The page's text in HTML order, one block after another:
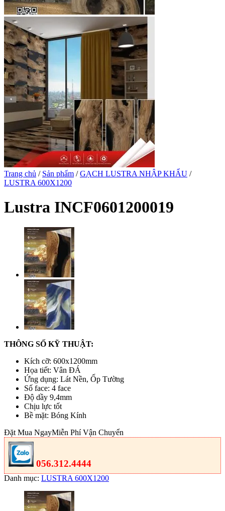
Trang chủ / Sản phẩm / GẠCH LUSTRA NHẬP KHẨU /
LUSTRA 600X1200
Lustra INCF0601200019
THÔNG SỐ KỸ THUẬT:
Kích cỡ: 600x1200mm
Họa tiết: Vân ĐÁ
Ứng dụng: Lát Nền, Ốp Tường
Số face: 4 face
Độ dầy 9,4mm
Chịu lực tốt
Bề mặt: Bóng Kính
Đặt Mua NgayMiễn Phí Vận Chuyển
056.312.4444
Danh mục: LUSTRA 600X1200